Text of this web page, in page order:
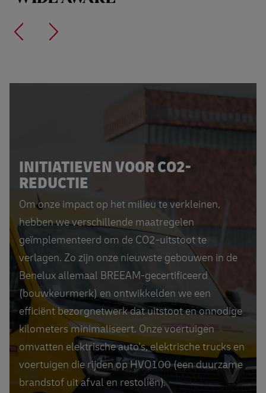
INITIATIEVEN VOOR CO2-
REDUCTIE
Om onze impact op het milieu te verkleinen,
hebben we verschillende maatregelen
geïmplementeerd om de CO2-uitstoot te
verlagen. Zo zijn onze nieuwste gebouwen in de
Benelux allemaal BREEAM-gecertificeerd
(bouwkeurmerk) en ontwikkelden we een
efficiënt bezorgnetwerk dat uitstoot en onnodige
kilometers minimaliseert. Onze voertuigen
omvatten elektrische auto's, elektrische trucks en
voertuigen die rijden op HVO100 (een duurzame
brandstof uit afval en restoliën).